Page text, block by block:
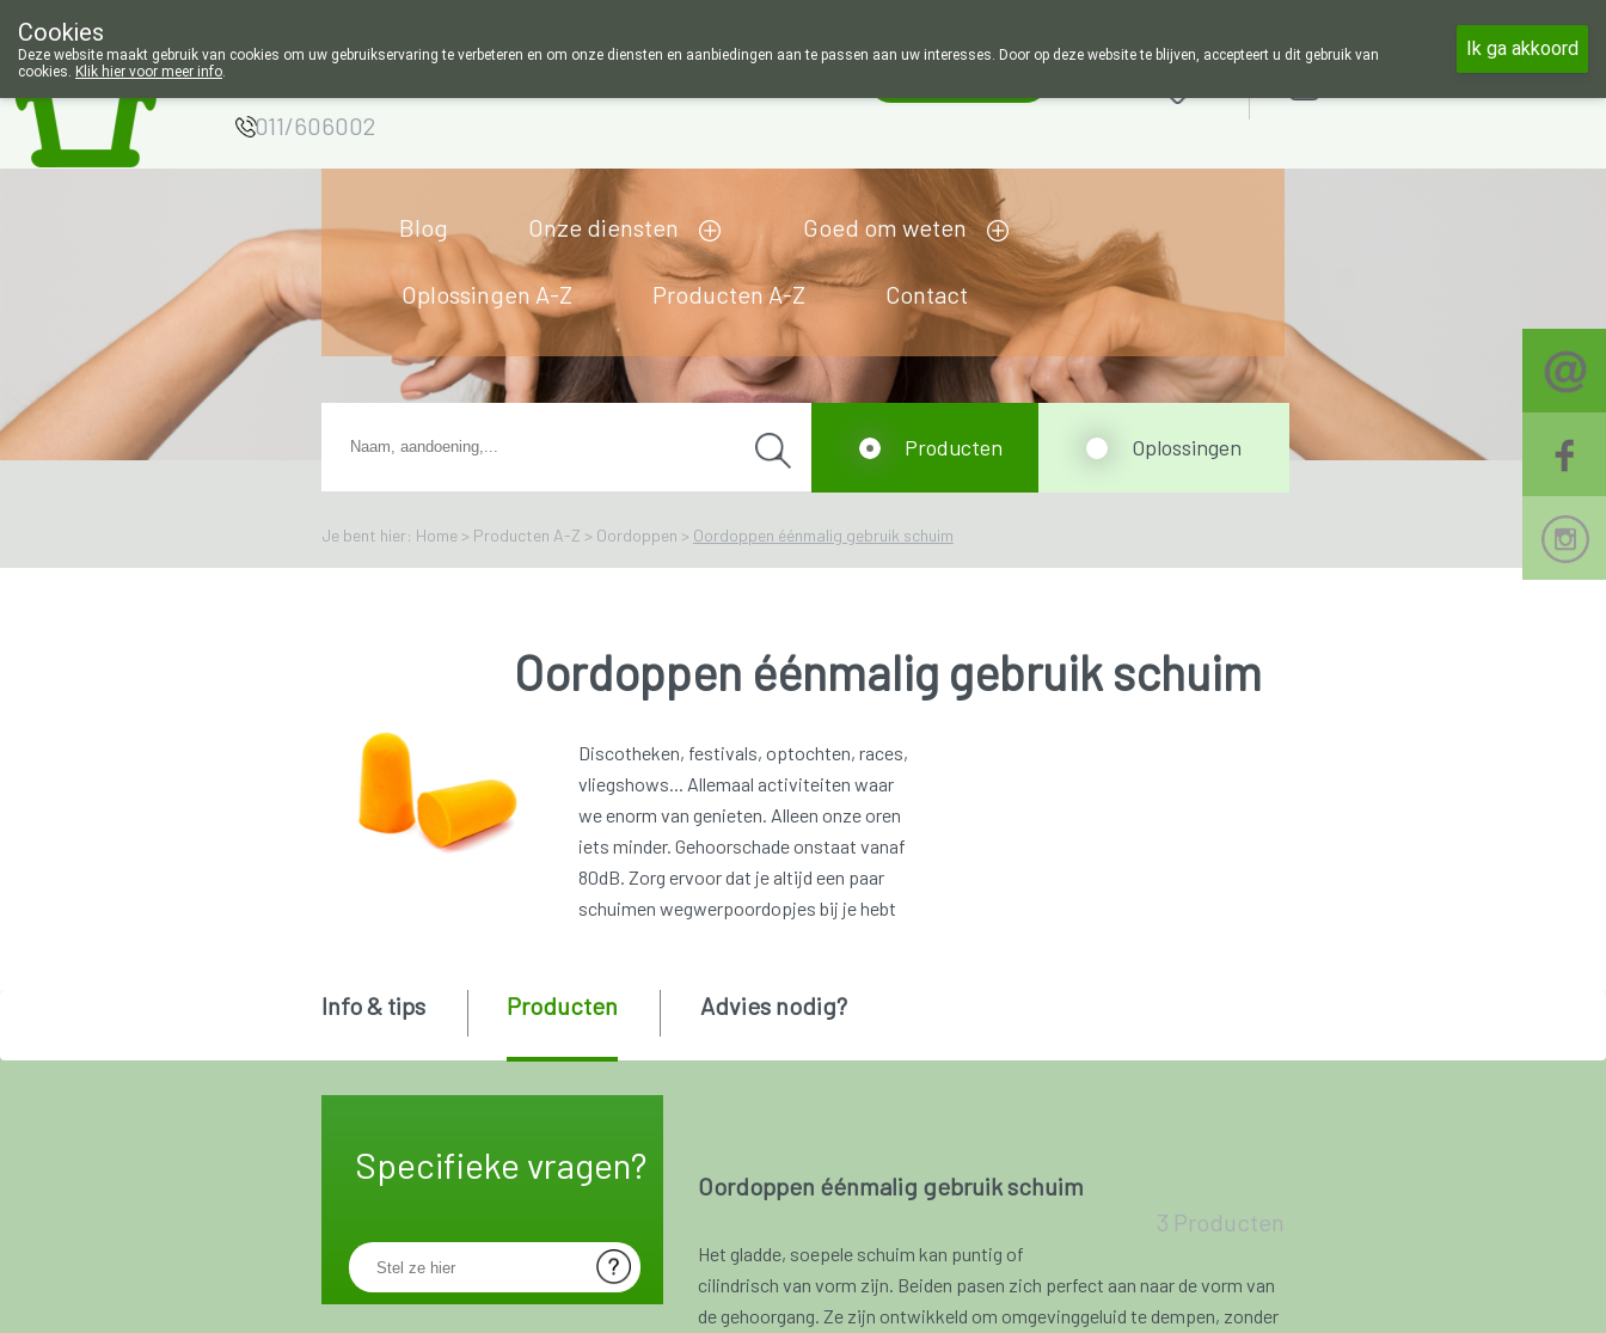
Apotheek Wouters
011/606002
Blog Onze diensten Goed om weten
Oplossingen A-Z Producten A-Z Contact
Je bent hier: Home > Producten A-Z > Oordoppen > Oordoppen éénmalig gebruik schuim
Producten Oplossingen
Oordoppen éénmalig gebruik schuim
Discotheken, festivals, optochten, races,
vliegshows... Allemaal activiteiten waar
we enorm van genieten. Alleen onze oren
iets minder. Gehoorschade onstaat vanaf
80dB. Zorg ervoor dat je altijd een paar
schuimen wegwerpoordopjes bij je hebt
Specifieke vragen?
Info & tips Producten Advies nodig?
Oordoppen éénmalig gebruik schuim
3 Producten
Het gladde, soepele schuim kan puntig of
cilindrisch van vorm zijn. Beiden pasen zich perfect aan naar de vorm van
de gehoorgang. Ze zijn ontwikkeld om omgevinggeluid te dempen, zonder
Cookies
Deze website maakt gebruik van cookies om uw gebruikservaring te verbeteren en om onze diensten en aanbiedingen aan te passen aan uw interesses. Door op deze website te blijven, accepteert u dit gebruik van
cookies. Klik hier voor meer info.
Ik ga akkoord